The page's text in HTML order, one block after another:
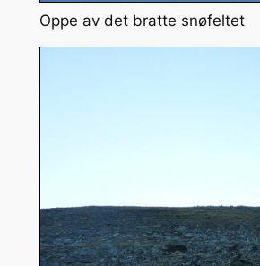
Oppe av det bratte snøfeltet